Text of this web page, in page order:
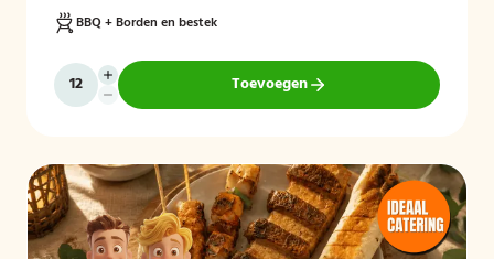
BBQ + Borden en bestek
Toevoegen